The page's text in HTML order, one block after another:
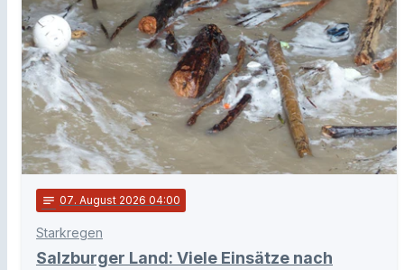
notes 07. August 2026 04:00
Starkregen
Salzburger Land: Viele Einsätze nach